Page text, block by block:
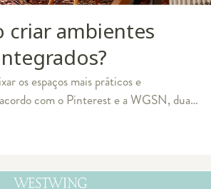
criar ambientes
os espaços mais práticos e
- aquele